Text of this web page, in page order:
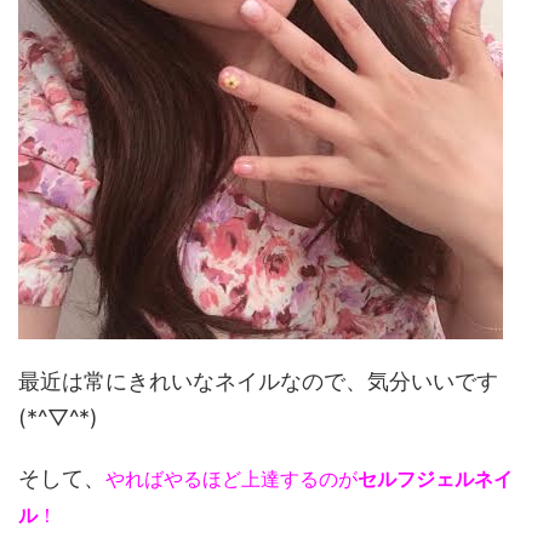
最近は常にきれいなネイルなので、気分いいです
(*^▽^*)
そして、 やればやるほど上達するのがセルフジェルネイ
ル！